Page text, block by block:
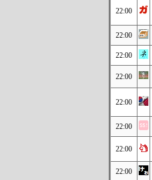
22:00
22:00
22:00
22:00
22:00
22:00
22:00
22:00